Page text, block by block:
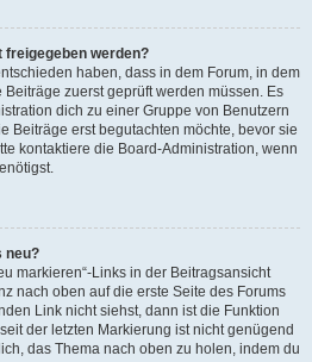
werden?
haben, dass in dem Forum, in dem
zuerst geprüft werden müssen. Es
dich zu einer Gruppe von Benutzern
Beiträge erst begutachten möchte, bevor sie
kontaktiere die Board-Administration, wenn
neu?
markieren“-Links in der Beitragsansicht
nach oben auf die erste Seite des Forums
Link nicht siehst, dann ist die Funktion
der letzten Markierung ist nicht genügend
das Thema nach oben zu holen, indem du